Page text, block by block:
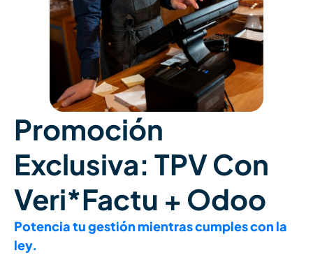
Promoción
Exclusiva: TPV Con
Veri*Factu + Odoo
Potencia tu gestión mientras cumples con la
ley.